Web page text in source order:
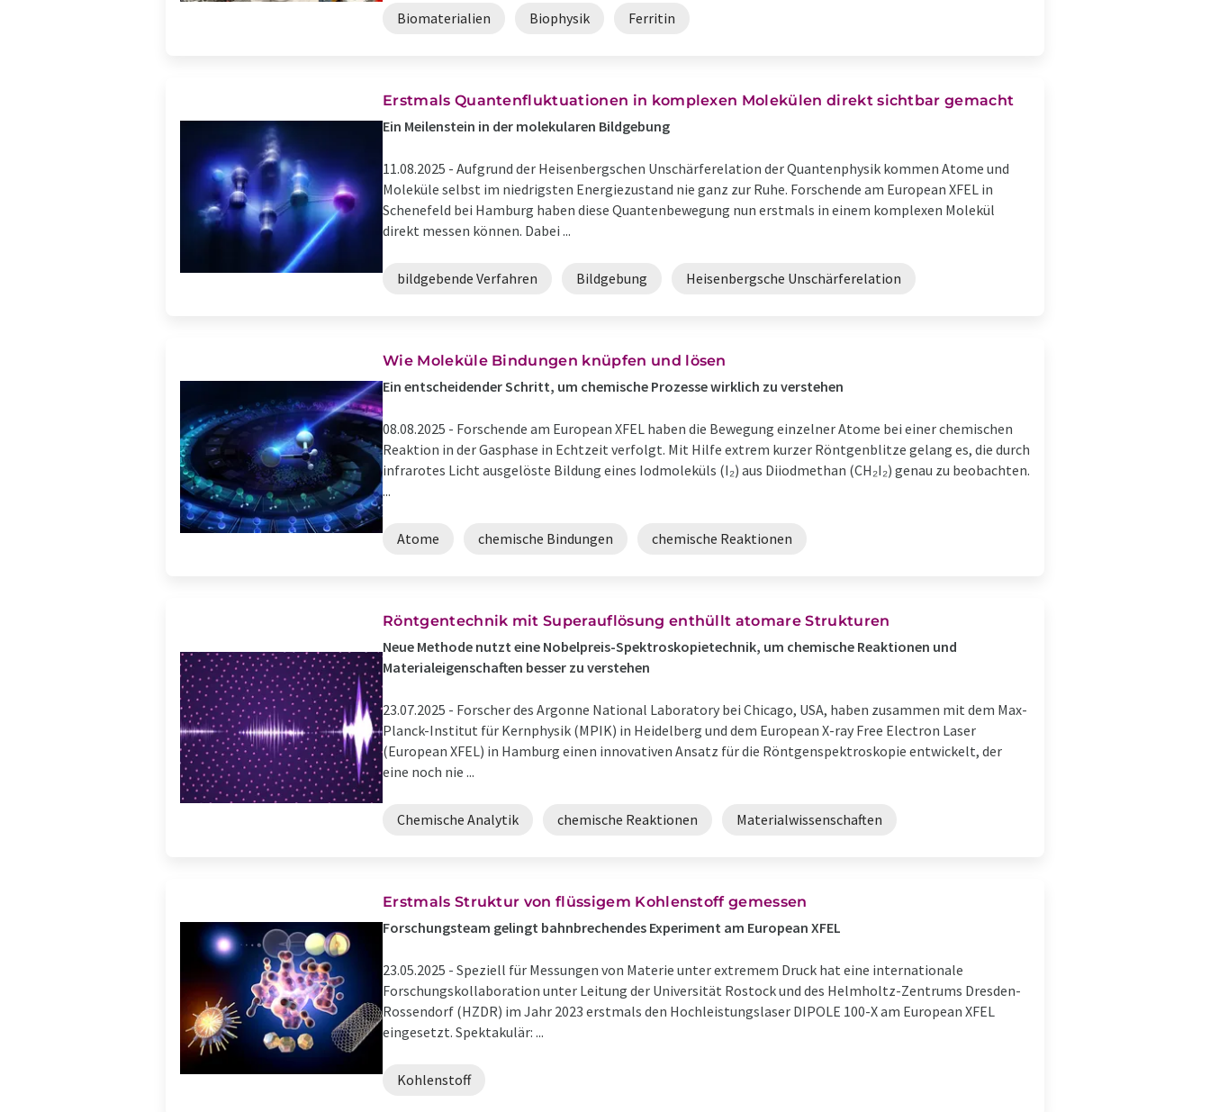
Biomaterialien Biophysik Ferritin
Erstmals Quantenfluktuationen in komplexen Molekülen direkt sichtbar gemacht
Ein Meilenstein in der molekularen Bildgebung
11.08.2025 - Aufgrund der Heisenbergschen Unschärferelation der Quantenphysik kommen Atome und
Moleküle selbst im niedrigsten Energiezustand nie ganz zur Ruhe. Forschende am European XFEL in
Schenefeld bei Hamburg haben diese Quantenbewegung nun erstmals in einem komplexen Molekül
direkt messen können. Dabei ...
bildgebende Verfahren Bildgebung Heisenbergsche Unschärferelation
Wie Moleküle Bindungen knüpfen und lösen
Ein entscheidender Schritt, um chemische Prozesse wirklich zu verstehen
08.08.2025 - Forschende am European XFEL haben die Bewegung einzelner Atome bei einer chemischen
Reaktion in der Gasphase in Echtzeit verfolgt. Mit Hilfe extrem kurzer Röntgenblitze gelang es, die durch
infrarotes Licht ausgelöste Bildung eines Iodmoleküls (I₂) aus Diiodmethan (CH₂I₂) genau zu beobachten.
...
Atome chemische Bindungen chemische Reaktionen
Röntgentechnik mit Superauflösung enthüllt atomare Strukturen
Neue Methode nutzt eine Nobelpreis-Spektroskopietechnik, um chemische Reaktionen und
Materialeigenschaften besser zu verstehen
23.07.2025 - Forscher des Argonne National Laboratory bei Chicago, USA, haben zusammen mit dem Max-
Planck-Institut für Kernphysik (MPIK) in Heidelberg und dem European X-ray Free Electron Laser
(European XFEL) in Hamburg einen innovativen Ansatz für die Röntgenspektroskopie entwickelt, der
eine noch nie ...
Chemische Analytik chemische Reaktionen Materialwissenschaften
Erstmals Struktur von flüssigem Kohlenstoff gemessen
Forschungsteam gelingt bahnbrechendes Experiment am European XFEL
23.05.2025 - Speziell für Messungen von Materie unter extremem Druck hat eine internationale
Forschungskollaboration unter Leitung der Universität Rostock und des Helmholtz-Zentrums Dresden-
Rossendorf (HZDR) im Jahr 2023 erstmals den Hochleistungslaser DIPOLE 100-X am European XFEL
eingesetzt. Spektakulär: ...
Kohlenstoff